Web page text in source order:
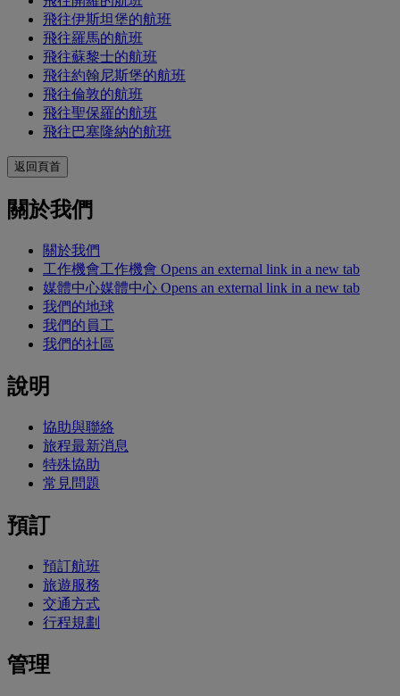
飛往伊斯坦堡的航班
飛往羅馬的航班
飛往蘇黎士的航班
飛往約翰尼斯堡的航班
飛往倫敦的航班
飛往聖保羅的航班
飛往巴塞隆納的航班
返回頁首
關於我們
關於我們
工作機會工作機會 Opens an external link in a new tab
媒體中心媒體中心 Opens an external link in a new tab
我們的地球
我們的員工
我們的社區
說明
協助與聯絡
旅程最新消息
特殊協助
常見問題
預訂
預訂航班
旅遊服務
交通方式
行程規劃
管理